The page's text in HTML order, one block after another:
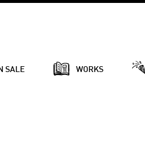
SALE WORKS